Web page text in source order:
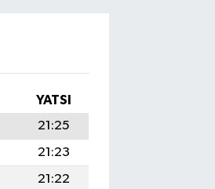
YATSI
21:25
21:23
21:22